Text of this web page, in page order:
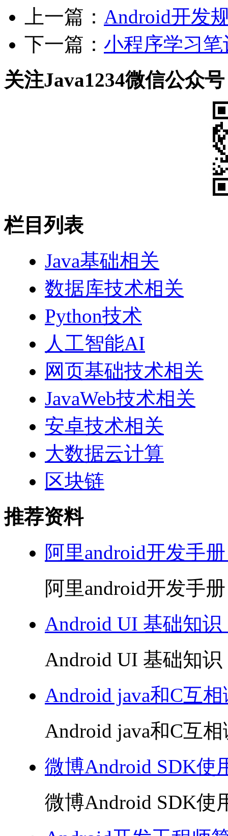
上一篇： Android开发
下一篇： 小程序学习笔
关注Java1234微信公众号
栏目列表
Java基础相关
数据库技术相关
Python技术
人工智能AI
网页基础技术相关
JavaWeb技术相关
安卓技术相关
大数据云计算
区块链
推荐资料
阿里android开发手
阿里android开发手
Android UI 基础知识
Android UI 基础知识
Android java和C互
Android java和C互
微博Android SDK使
微博Android SDK使